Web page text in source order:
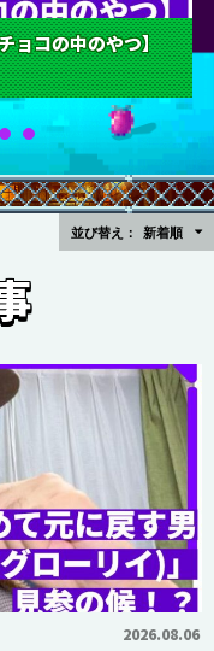
ョコの中のやつ】
並び替え： 新着順
2026.08.06